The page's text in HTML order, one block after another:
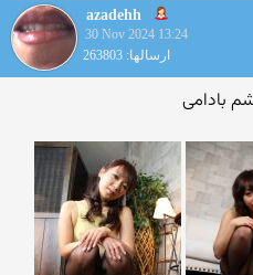
azadehh
30 Nov 2024 13:24
ارسالها: 263803
بادامی